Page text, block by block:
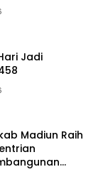
Jadi
Madiun Raih